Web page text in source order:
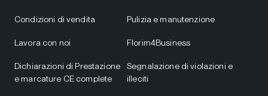
Condizioni di vendita
Lavora con noi
Dichiarazioni di Prestazione
e marcature CE complete
Pulizia e manutenzione
Florim4Business
Segnalazione di violazioni e
illeciti